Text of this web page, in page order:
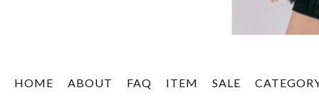
HOME ABOUT FAQ ITEM SALE